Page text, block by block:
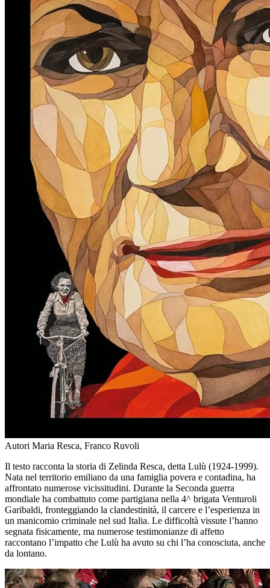
Autori Maria Resca, Franco Ruvoli
Il testo racconta la storia di Zelinda Resca, detta Lulù (1924-1999).
Nata nel territorio emiliano da una famiglia povera e contadina, ha
affrontato numerose vicissitudini. Durante la Seconda guerra
mondiale ha combattuto come partigiana nella 4^ brigata Venturoli
Garibaldi, fronteggiando la clandestinità, il carcere e l’esperienza in
un manicomio criminale nel sud Italia. Le difficoltà vissute l’hanno
segnata fisicamente, ma numerose testimonianze di affetto
raccontano l’impatto che Lulù ha avuto su chi l’ha conosciuta, anche
da lontano.